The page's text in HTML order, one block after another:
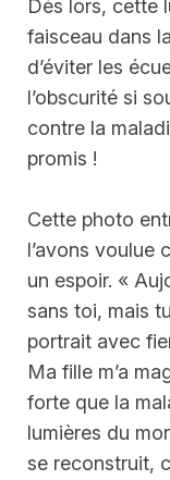
Dès lors, cette
faisceau dans
d’éviter les
l’obscurité si
contre la
promis !
Cette photo
l’avons voulue
un espoir. «
sans toi, mais
portrait avec
Ma fille m’a
forte que la
lumières du
se reconstruit,